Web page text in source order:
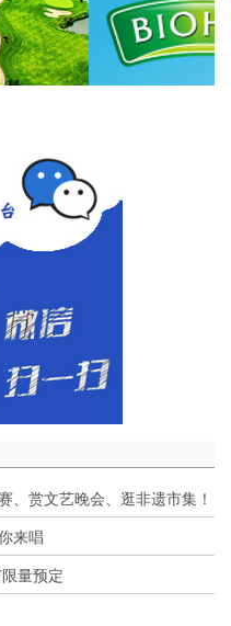
、赏文艺晚会、逛非遗市集！
来唱
量预定